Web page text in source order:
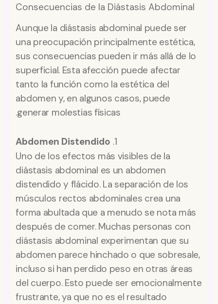
Consecuencias de la Diástasis Abdominal
Aunque la diástasis abdominal puede ser
una preocupación principalmente estética,
sus consecuencias pueden ir más allá de lo
superficial. Esta afección puede afectar
tanto la función como la estética del
abdomen y, en algunos casos, puede
generar molestias físicas.
1.
Abdomen Distendido
Uno de los efectos más visibles de la
diástasis abdominal es un abdomen
distendido y flácido. La separación de los
músculos rectos abdominales crea una
forma abultada que a menudo se nota más
después de comer. Muchas personas con
diástasis abdominal experimentan que su
abdomen parece hinchado o que sobresale,
incluso si han perdido peso en otras áreas
del cuerpo. Esto puede ser emocionalmente
frustrante, ya que no es el resultado